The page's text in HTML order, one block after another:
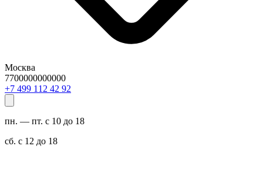
Москва
7700000000000
29 24 211 994 7+
пн. — пт. с 10 до 18
сб. с 12 до 18